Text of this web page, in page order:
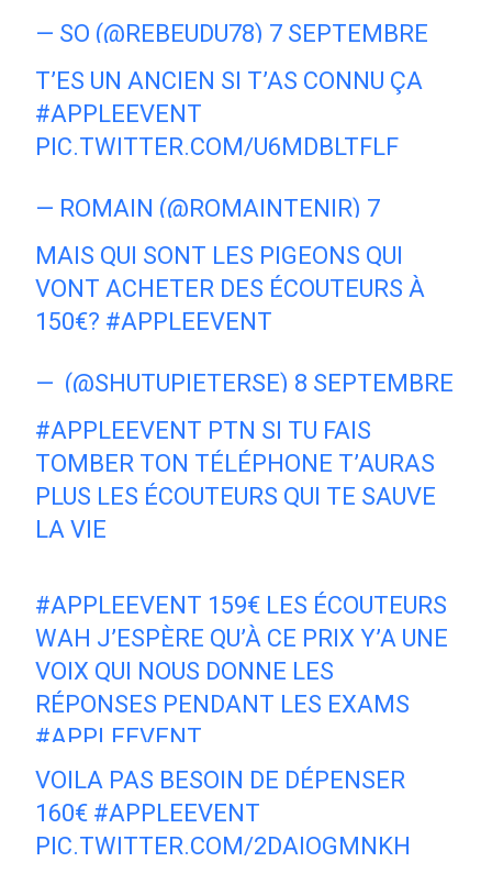
— SO (@REBEUDU78) 7 SEPTEMBRE
2016
T’ES UN ANCIEN SI T’AS CONNU ÇA
#APPLEEVENT
PIC.TWITTER.COM/U6MDBLTFLF
— ROMAIN (@ROMAINTENIR) 7
SEPTEMBRE 2016
MAIS QUI SONT LES PIGEONS QUI
VONT ACHETER DES ÉCOUTEURS À
150€? #APPLEEVENT
— ️ (@SHUTUPIETERSE) 8 SEPTEMBRE
2016
#APPLEEVENT PTN SI TU FAIS
TOMBER TON TÉLÉPHONE T’AURAS
PLUS LES ÉCOUTEURS QUI TE SAUVE
LA VIE
— LISA (@LISALELOUCH) 8
SEPTEMBRE 2016
#APPLEEVENT 159€ LES ÉCOUTEURS
WAH J’ESPÈRE QU’À CE PRIX Y’A UNE
VOIX QUI NOUS DONNE LES
RÉPONSES PENDANT LES EXAMS
#APPLEEVENT
— FAITH (@IMLITACALAWAY)
SEPTEMBRE 2016
VOILA PAS BESOIN DE DÉPENSER
160€ #APPLEEVENT
PIC.TWITTER.COM/2DAIOGMNKH